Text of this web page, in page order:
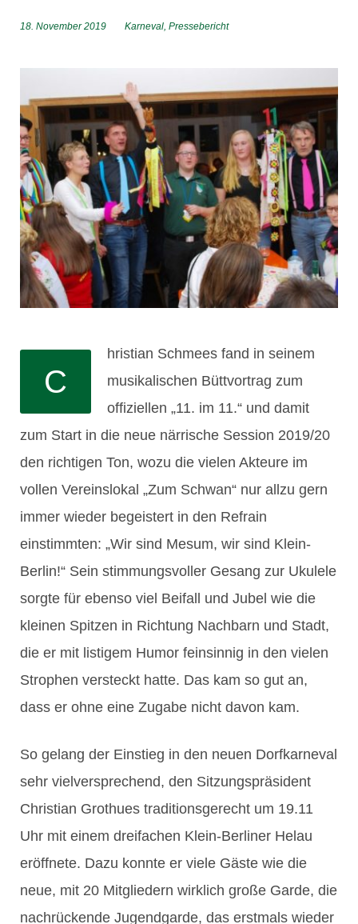
18. November 2019 Karneval, Pressebericht
C
hristian Schmees fand in seinem
musikalischen Büttvortrag zum
offiziellen „11. im 11.“ und damit
zum Start in die neue närrische Session 2019/20
den richtigen Ton, wozu die vielen Akteure im
vollen Vereinslokal „Zum Schwan“ nur allzu gern
immer wieder begeistert in den Refrain
einstimmten: „Wir sind Mesum, wir sind Klein-
Berlin!“ Sein stimmungsvoller Gesang zur Ukulele
sorgte für ebenso viel Beifall und Jubel wie die
kleinen Spitzen in Richtung Nachbarn und Stadt,
die er mit listigem Humor feinsinnig in den vielen
Strophen versteckt hatte. Das kam so gut an,
dass er ohne eine Zugabe nicht davon kam.
So gelang der Einstieg in den neuen Dorfkarneval
sehr vielversprechend, den Sitzungspräsident
Christian Grothues traditionsgerecht um 19.11
Uhr mit einem dreifachen Klein-Berliner Helau
eröffnete. Dazu konnte er viele Gäste wie die
neue, mit 20 Mitgliedern wirklich große Garde, die
nachrückende Jugendgarde, das erstmals wieder